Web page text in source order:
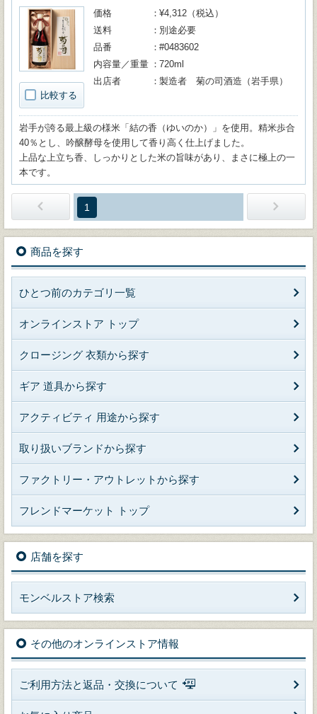
比較する
価格
¥4,312（税込）
送料
別途必要
品番
#0483602
内容量／重量
720ml
出店者
製造者 菊の司酒造（岩手県）
岩手が誇る最上級の様米「結の香（ゆいのか）」を使用。精米歩合
40％とし、吟醸酵母を使用して香り高く仕上げました。
上品な上立ち香、しっかりとした米の旨味があり、まさに極上の一
本です。
1
商品を探す
ひとつ前のカテゴリ一覧
オンラインストア トップ
クロージング 衣類から探す
ギア 道具から探す
アクティビティ 用途から探す
取り扱いブランドから探す
ファクトリー・アウトレットから探す
フレンドマーケット トップ
店舗を探す
モンベルストア検索
その他のオンラインストア情報
ご利用方法と返品・交換について